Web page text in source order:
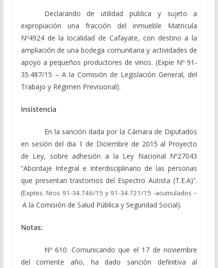
Declarando de utilidad publica y sujeto a
expropiación una fracción del inmueble Matricula
Nº4924 de la localidad de Cafayate, con destino a la
ampliación de una bodega comunitaria y actividades de
apoyo a pequeños productores de vinos. (Expíe Nº 91-
35.487/15 – A la Comisión de Legislación General, del
Trabajo y Régimen Previsional).
Insistencia
En la sanción dada por la Cámara de Diputados
en sesión del dia 1 de Diciembre de 2015 al Proyecto
de Ley, sobre adhesión a la Ley Nacional Nº27043
“Abordaje Integral e Interdisciplinario de las personas
que presentan trastornos del Espectro Autista (T.E.A)”.
(Exptes. Nros 91-34.746/15 y 91-34.721/15 -acumulados –
A la Comisión de Salud Pública y Seguridad Social).
Notas:
Nº 610: Comunicando que el 17 de noviembre
del corriente año, ha dado sanción definitiva al